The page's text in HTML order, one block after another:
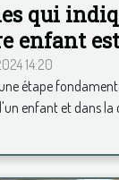
qui
enfant
de
14:20
étape
enfant et dans la